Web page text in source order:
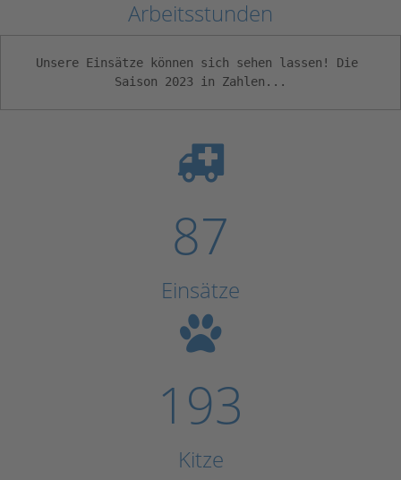
Arbeitsstunden
Unsere Einsätze können sich sehen lassen! Die
Saison 2023 in Zahlen...
87
Einsätze
193
Kitze